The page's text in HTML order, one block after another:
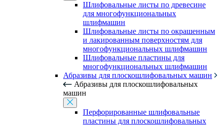
Шлифовальные листы по древесине
для многофункциональных
шлифмашин
Шлифовальные листы по окрашенным
и лакированным поверхностям для
многофункциональных шлифмашин
Шлифовальные пластины для
многофункциональных шлифмашин
Абразивы для плоскошлифовальных машин
Абразивы для плоскошлифовальных
машин
Перфорированные шлифовальные
пластины для плоскошлифовальных